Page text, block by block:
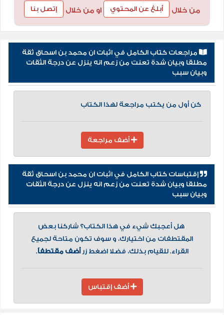
من خلال
أبلغ عن المحتوي او من خلال إتصل بنا
مراجعات كتاب الكامل في اثبات ان محمد بن اسحاق ثقة
مطلقا وبيان شدة تعنت من زعم انه ينزل عن درجة الثقات
وبيان سبب
كن أول من يكتب مراجعة لهذا الكتاب
أضف مراجعة
إقتباسات كتاب الكامل في اثبات ان محمد بن اسحاق ثقة
مطلقا وبيان شدة تعنت من زعم انه ينزل عن درجة الثقات
وبيان سبب
هل أعجبك شيء في هذا الكتاب؟ شاركنا بعض
المقتطفات من اختيارك، و سوف تكون متاحة لجميع
القراء. للقيام بذلك، فضلا اضغط زرأضف مقتطفاً.
أضف إقتباس